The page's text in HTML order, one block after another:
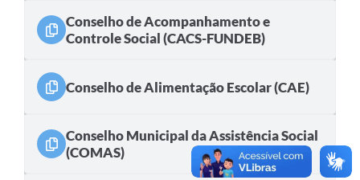
Conselho de Acompanhamento e
Controle Social (CACS-FUNDEB)
Conselho de Alimentação Escolar (CAE)
Conselho Municipal da Assistência Social
(COMAS)